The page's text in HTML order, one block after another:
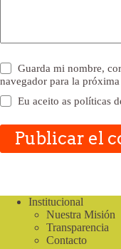
Guarda mi nombre,
navegador para la
Eu aceito aspolíticas
Publicar el
Institucional
Nuestra Misión
Transparencia
Contacto